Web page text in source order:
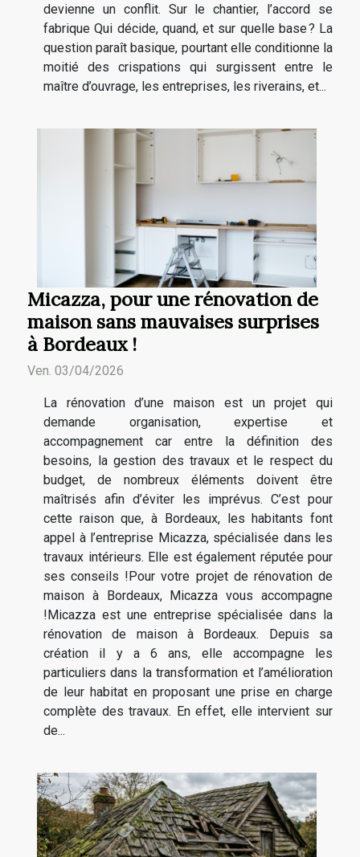
devienne un conflit. Sur le chantier, l’accord se
fabrique Qui décide, quand, et sur quelle base ? La
question paraît basique, pourtant elle conditionne la
moitié des crispations qui surgissent entre le
maître d’ouvrage, les entreprises, les riverains, et...
Micazza, pour une rénovation de
maison sans mauvaises surprises
à Bordeaux !
Ven. 03/04/2026
La rénovation d’une maison est un projet qui
demande organisation, expertise et
accompagnement car entre la définition des
besoins, la gestion des travaux et le respect du
budget, de nombreux éléments doivent être
maîtrisés afin d’éviter les imprévus. C’est pour
cette raison que, à Bordeaux, les habitants font
appel à l’entreprise Micazza, spécialisée dans les
travaux intérieurs. Elle est également réputée pour
ses conseils !Pour votre projet de rénovation de
maison à Bordeaux, Micazza vous accompagne
!Micazza est une entreprise spécialisée dans la
rénovation de maison à Bordeaux. Depuis sa
création il y a 6 ans, elle accompagne les
particuliers dans la transformation et l’amélioration
de leur habitat en proposant une prise en charge
complète des travaux. En effet, elle intervient sur
de...